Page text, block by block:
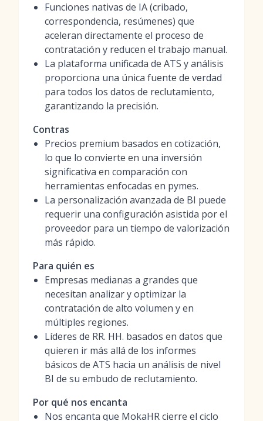
Funciones nativas de IA (cribado,
correspondencia, resúmenes) que
aceleran directamente el proceso de
contratación y reducen el trabajo manual.
La plataforma unificada de ATS y análisis
proporciona una única fuente de verdad
para todos los datos de reclutamiento,
garantizando la precisión.
Contras
Precios premium basados en cotización,
lo que lo convierte en una inversión
significativa en comparación con
herramientas enfocadas en pymes.
La personalización avanzada de BI puede
requerir una configuración asistida por el
proveedor para un tiempo de valorización
más rápido.
Para quién es
Empresas medianas a grandes que
necesitan analizar y optimizar la
contratación de alto volumen y en
múltiples regiones.
Líderes de RR. HH. basados en datos que
quieren ir más allá de los informes
básicos de ATS hacia un análisis de nivel
BI de su embudo de reclutamiento.
Por qué nos encanta
Nos encanta que MokaHR cierre el ciclo